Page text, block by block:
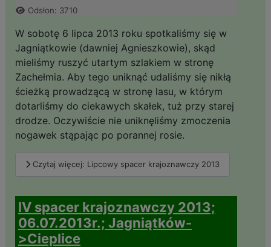
Odsłon: 3710
W sobotę 6 lipca 2013 roku spotkaliśmy się w
Jagniątkowie (dawniej Agnieszkowie), skąd
mieliśmy ruszyć utartym szlakiem w stronę
Zachełmia. Aby tego uniknąć udaliśmy się nikłą
ścieżką prowadzącą w stronę lasu, w którym
dotarliśmy do ciekawych skałek, tuż przy starej
drodze. Oczywiście nie uniknęliśmy zmoczenia
nogawek stąpając po porannej rosie.
Czytaj więcej: Lipcowy spacer krajoznawczy 2013
IV spacer krajoznawczy 2013;
06.07.2013r.; Jagniątków-
>Cieplice